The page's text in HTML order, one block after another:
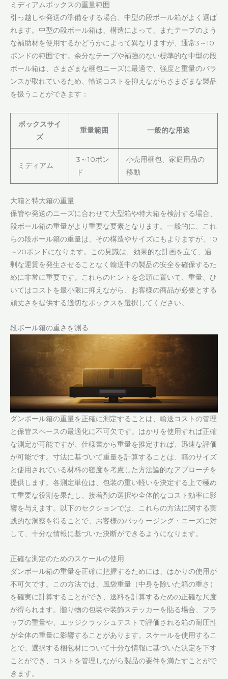
ミディアムボックスの重量範囲
引っ越しや発送の準備をする場合、中型の段ボール箱がよく選ば
れます。中型の段ボール箱は、構造によって、またテープのよう
な補助材を使用するかどうかによって異なりますが、通常3～10
ポンドの範囲です。余分なテープや補強のない標準的な中型の段
ボール箱は、さまざまな梱包ニーズに最適で、強度と重量のバラ
ンスが取れているため、輸送コストを抑えながらさまざまな製品
を扱うことができます：
ボックスサイ
ズ
重量範囲 一般的な用途
ミディアム
3～10ポン
ド
小売用梱包、家庭用品の
移動
大箱と特大箱の重量
保管や発送のニーズに合わせて大型箱や特大箱を検討する場合、
段ボール箱の重量がより重要な要素となります。一般的に、これ
らの段ボール箱の重量は、その構造やサイズにもよりますが、10
～20ポンドになります。この見識は、効果的な計画を立て、過
剰な運賃を発生させることなく輸送中の製品の安全を確保するた
めに非常に重要です。これらのヒントを念頭に置いて、重量、ひ
いてはコストを最小限に抑えながら、お客様の商品が必要とする
頑丈さを提供する適切なボックスを選択してください。
段ボール箱の重さを測る
ダンボール箱の重量を正確に測定することは、輸送コストの管理
と保管スペースの最適化に不可欠です。はかりを使用すれば正確
な測定が可能ですが、仕様書から重量を推定すれば、迅速な評価
が可能です。寸法に基づいて重量を計算することは、箱のサイズ
と使用されている材料の密度を考慮した方法論的なアプローチを
提供します。各測定単位は、包装の重い軽いを決定する上で極め
て重要な役割を果たし、接着剤の選択や全体的なコスト効率に影
響を与えます。以下のセクションでは、これらの方法に関する実
践的な洞察を得ることで、お客様のパッケージング・ニーズに対
して、十分な情報に基づいた決断ができるようになります。
正確な測定のためのスケールの使用
ダンボール箱の重量を正確に把握するためには、はかりの使用が
不可欠です。この方法では、風袋重量（中身を除いた箱の重さ）
を確実に計算することができ、送料を計算するための正確な尺度
が得られます。贈り物の包装や装飾ステッカーを貼る場合、フラ
ップの重量や、エッジクラッシュテストで評価される箱の耐圧性
が全体の重量に影響することがあります。スケールを使用するこ
とで、選択する梱包材について十分な情報に基づいた決定を下す
ことができ、コストを管理しながら製品の要件を満たすことがで
きます。